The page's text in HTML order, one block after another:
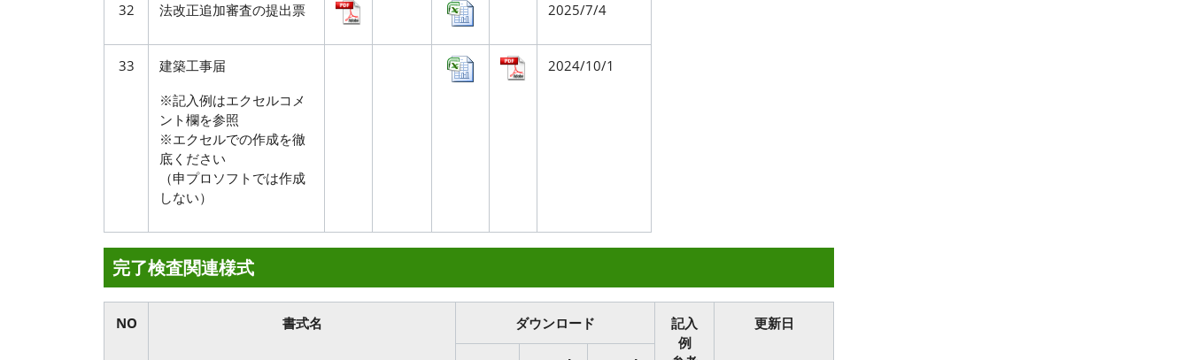
32 法改正追加審査の提出票 2025/7/4
33
建築工事届
※記入例はエクセルコメ
ント欄を参照
※エクセルでの作成を徹
底ください
（申プロソフトでは作成
しない）
2024/10/1
完了検査関連様式
NO 書式名 ダウンロード
記入
例
更新日